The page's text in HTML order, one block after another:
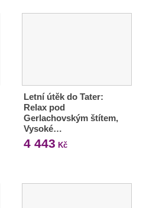
Letní útěk do Tater:
Relax pod
Gerlachovským štítem,
Vysoké…
4 443 Kč